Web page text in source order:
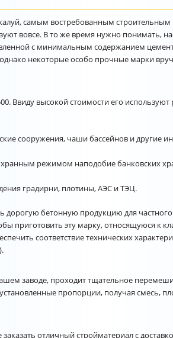
самым востребованным
вовсе. В то же время нужно понимать,
с минимальным содержанием
некоторые особо прочные марки
Ввиду высокой стоимости его
сооружения, чаши бассейнов и другие
режимом наподобие банковских
градирни, плотины, АЭС и ТЭЦ.
дорогую бетонную продукцию для
приготовить эту марку, относящуюся к
соответствие технических
заводе, проходит тщательное
пропорции, получая смесь,
отличный стройматериал с